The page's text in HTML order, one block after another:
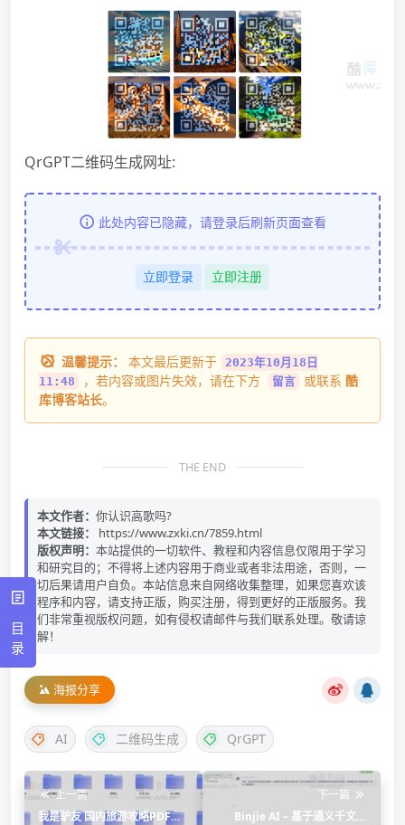
QrGPT二维码生成网址:
此处内容已隐藏，请登录后刷新页面查看
立即登录 立即注册
温馨提示： 本文最后更新于
2023年10月18日
11:48
，若内容或图片失效，请在下方 留言 或联系 酷
库博客站长。
THE END
本文作者： 你认识高歌吗?
本文链接：
https://www.zxki.cn/7859.html
版权声明： 本站提供的一切软件、教程和内容信息仅限用于学习
和研究目的；不得将上述内容用于商业或者非法用途，否则，一
切后果请用户自负。本站信息来自网络收集整理，如果您喜欢该
程序和内容，请支持正版，购买注册，得到更好的正版服务。我
们非常重视版权问题，如有侵权请邮件与我们联系处理。敬请谅
解！
海报分享
AI 二维码生成 QrGPT
上一篇
我是驴友 国内旅游攻略PDF网
下一篇
Binjie AI – 基于通义千文、
目
录